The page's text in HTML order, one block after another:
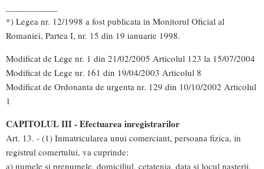
*) Legea nr. 12/1998 a fost publicata in Monitorul Oficial al
Romaniei, Partea I, nr. 15 din 19 ianuarie 1998.
Modificat de Lege nr. 1 din 21/02/2005 Articolul 123 la 15/07/2004
Modificat de Lege nr. 161 din 19/04/2003 Articolul 8
Modificat de Ordonanta de urgenta nr. 129 din 10/10/2002 Articolul
1
CAPITOLUL III - Efectuarea inregistrarilor
Art. 13. - (1) Inmatricularea unui comerciant, persoana fizica, in
registrul comertului, va cuprinde:
a) numele si prenumele, domiciliul, cetatenia, data si locul nasterii,